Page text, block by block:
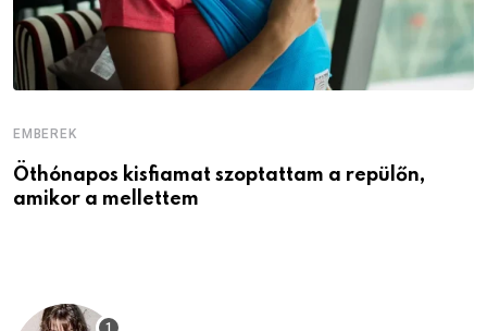
EMBEREK
Öthónapos kisfiamat szoptattam a repülőn,
amikor a mellettem